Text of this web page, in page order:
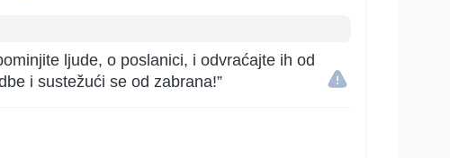
ljude, o poslanici, i odvraćajte ih od
i sustežući se od zabrana!”